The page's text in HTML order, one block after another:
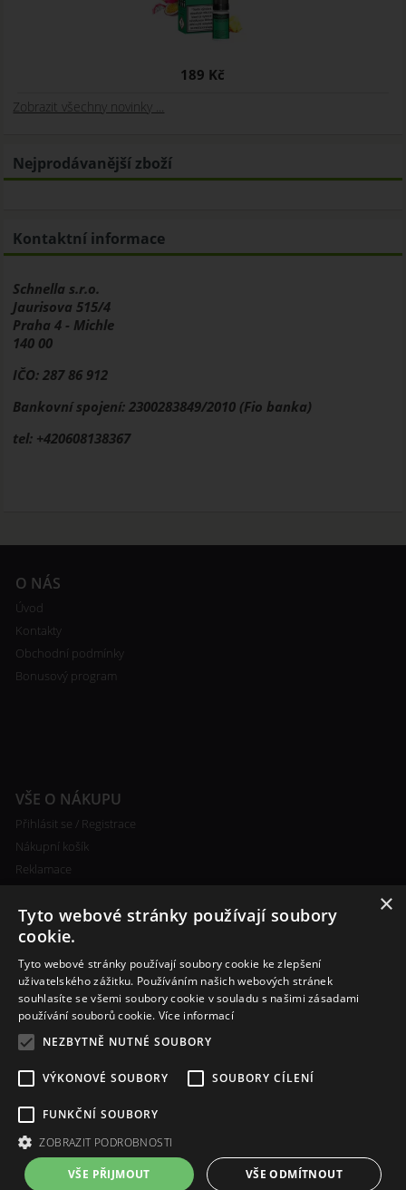
189 Kč
Zobrazit všechny novinky ...
Nejprodávanější zboží
Kontaktní informace
Schnella s.r.o.
Jaurisova 515/4
Praha 4 - Michle
140 00
IČO: 287 86 912
Bankovní spojení: 2300283849/2010 (Fio banka)
tel: +420608138367
O NÁS
Úvod
Kontakty
Obchodní podmínky
Bonusový program
VŠE O NÁKUPU
Přihlásit se / Registrace
Nákupní košík
Reklamace
Certifikáty
RYCHLÝ KONTAKT
+420 608 138 367
×
Tyto webové stránky používají soubory
cookie.
Tyto webové stránky používají soubory cookie ke zlepšení
uživatelského zážitku. Používáním našich webových stránek
souhlasíte se všemi soubory cookie v souladu s našimi zásadami
používání souborů cookie. Více informací
NEZBYTNĚ NUTNÉ SOUBORY
VÝKONOVÉ SOUBORY SOUBORY CÍLENÍ
FUNKČNÍ SOUBORY
ZOBRAZIT PODROBNOSTI
VŠE PŘIJMOUT VŠE ODMÍTNOUT